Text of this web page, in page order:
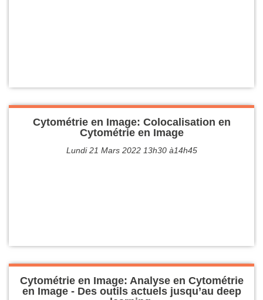
Cytométrie en Image: Colocalisation en
Cytométrie en Image
Lundi 21 Mars 2022 13h30 à14h45
Cytométrie en Image: Analyse en Cytométrie
en Image - Des outils actuels jusqu’au deep